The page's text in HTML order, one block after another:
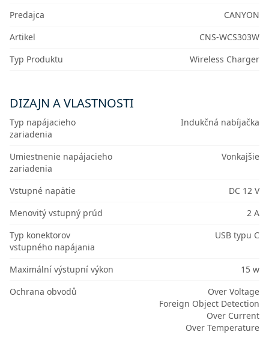
Predajca
CANYON
Artikel
CNS-WCS303W
Typ Produktu
Wireless Charger
DIZAJN A VLASTNOSTI
Typ napájacieho
zariadenia
Indukčná nabíjačka
Umiestnenie napájacieho
zariadenia
Vonkajšie
Vstupné napätie
DC 12 V
Menovitý vstupný prúd
2 A
Typ konektorov
vstupného napájania
USB typu C
Maximální výstupní výkon
15 w
Ochrana obvodů
Over Voltage
Foreign Object Detection
Over Current
Over Temperature